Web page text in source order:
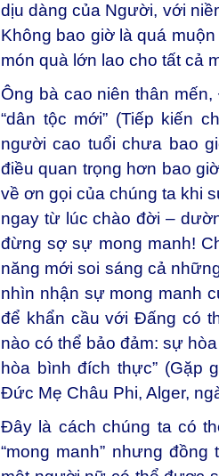
dịu dàng của Người, với
Không bao giờ là quá
món quà lớn lao cho tất cả
Ông bà cao niên thân
“dân tộc mới” (Tiếp kiến
người cao tuổi chưa bao
điều quan trọng hơn bao
về ơn gọi của chúng ta khi
ngay từ lúc chào đời –
đừng sợ sự mong manh!
năng mới soi sáng cả
nhìn nhận sự mong manh
để khẩn cầu với Đấng có
nào có thể bảo đảm: sự
hòa bình đích thực” (Gặp
Đức Mẹ Châu Phi, Alger,
Đây là cách chúng ta có
“mong manh” nhưng